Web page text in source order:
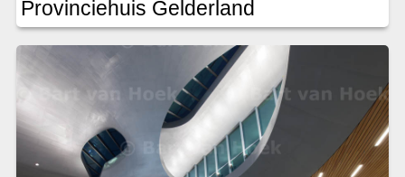
Provinciehuis Gelderland